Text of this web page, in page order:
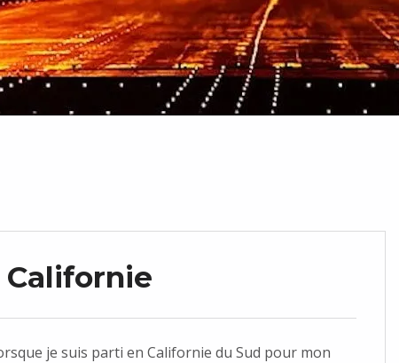
Californie
je suis parti en Californie du Sud pour mon